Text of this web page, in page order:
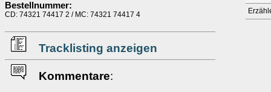
Bestellnummer:
CD: 74321 74417 2 / MC: 74321 74417 4
Tracklisting anzeigen
Kommentare: